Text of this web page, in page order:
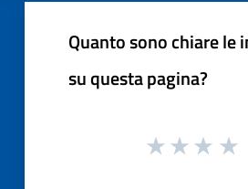
Quanto sono chiare le
su questa pagina?